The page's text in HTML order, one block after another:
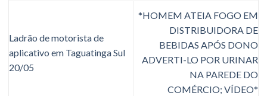
Ladrão de motorista de
aplicativo em Taguatinga Sul
20/05
*HOMEM ATEIA FOGO EM
DISTRIBUIDORA DE
BEBIDAS APÓS DONO
ADVERTI-LO POR URINAR
NA PAREDE DO
COMÉRCIO; VÍDEO*